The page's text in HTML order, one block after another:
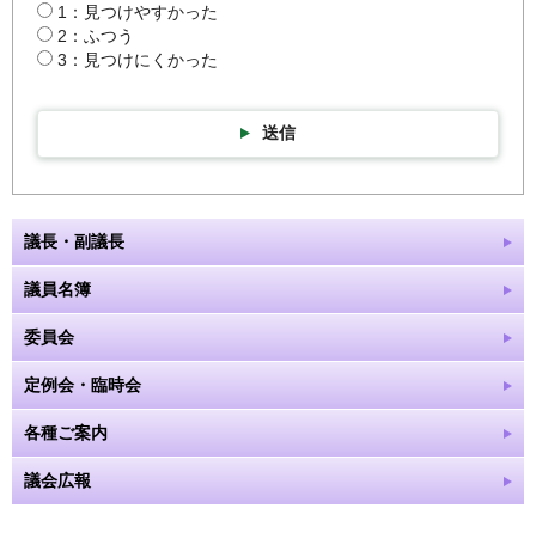
1：見つけやすかった
2：ふつう
3：見つけにくかった
送信
議長・副議長
議員名簿
委員会
定例会・臨時会
各種ご案内
議会広報